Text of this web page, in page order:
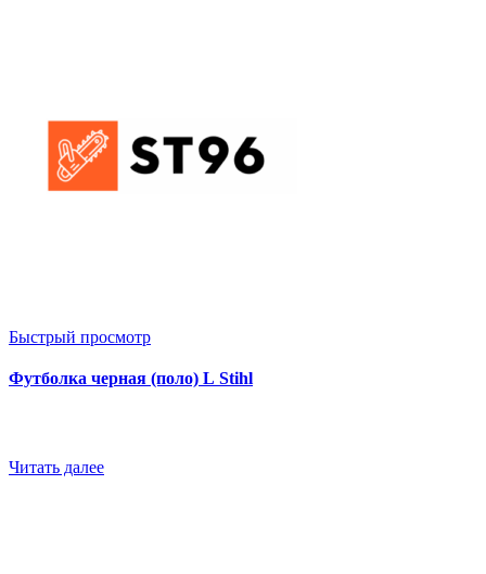
Быстрый просмотр
Футболка черная (поло) L Stihl
Читать далее